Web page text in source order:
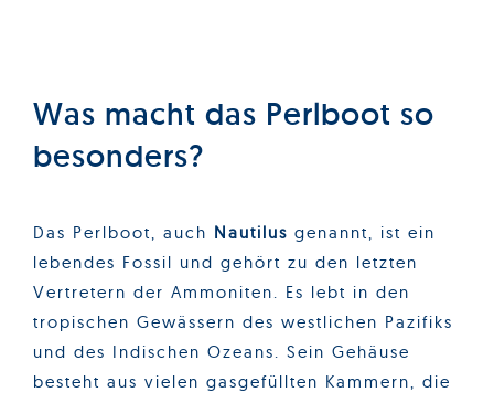
Was macht das Perlboot so
besonders?
Das Perlboot, auch Nautilus genannt, ist ein
lebendes Fossil und gehört zu den letzten
Vertretern der Ammoniten. Es lebt in den
tropischen Gewässern des westlichen Pazifiks
und des Indischen Ozeans. Sein Gehäuse
besteht aus vielen gasgefüllten Kammern, die